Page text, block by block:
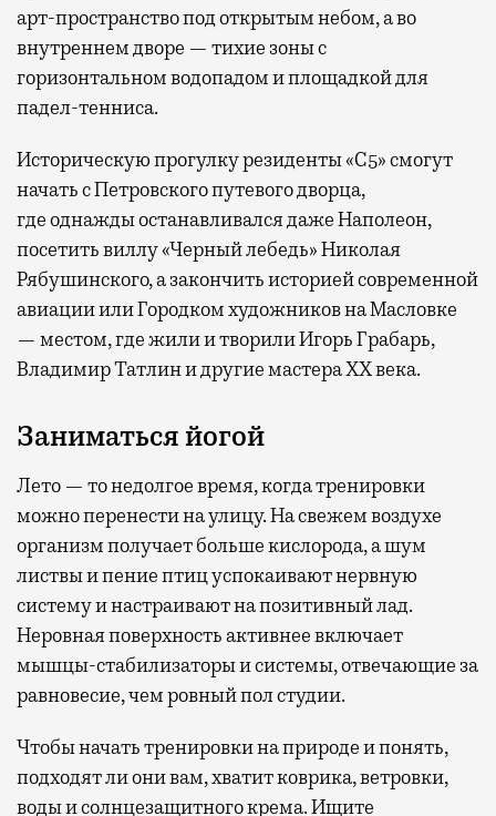
арт-пространство под открытым небом, а во
внутреннем дворе — тихие зоны с
горизонтальном водопадом и площадкой для
падел-тенниса.
Историческую прогулку резиденты «С5» смогут
начать с Петровского путевого дворца,
гдеоднажды останавливался даже Наполеон,
посетить виллу «Черный лебедь» Николая
Рябушинского, а закончить историей современной
авиации или Городком художников на Масловке
— местом, где жили и творили Игорь Грабарь,
Владимир Татлин и другие мастера XX века.
Заниматься йогой
Лето — то недолгое время, когда тренировки
можно перенести на улицу. На свежем воздухе
организм получает больше кислорода, а шум
листвы и пение птиц успокаивают нервную
систему и настраивают на позитивный лад.
Неровная поверхность активнее включает
мышцы-стабилизаторы и системы, отвечающие за
равновесие, чем ровный пол студии.
Чтобы начать тренировки на природе и понять,
подходят ли они вам, хватит коврика, ветровки,
воды и солнцезащитного крема. Ищите